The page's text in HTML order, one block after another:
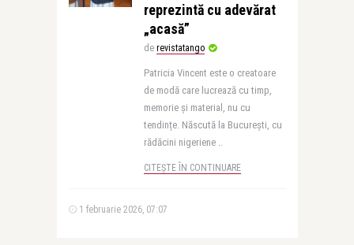
reprezintă cu adevărat
„acasă”
de revistatango
Patricia Vincent este o creatoare
de modă care lucrează cu timp,
memorie și material, nu cu
tendințe. Născută la București, cu
rădăcini nigeriene ..
CITEȘTE ÎN CONTINUARE
1 februarie 2026, 07:07